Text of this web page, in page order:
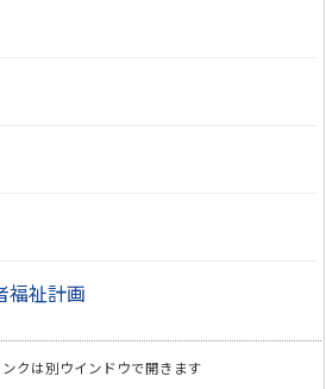
福祉計画
クは別ウインドウで開きます